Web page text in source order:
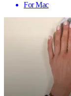
For Mac